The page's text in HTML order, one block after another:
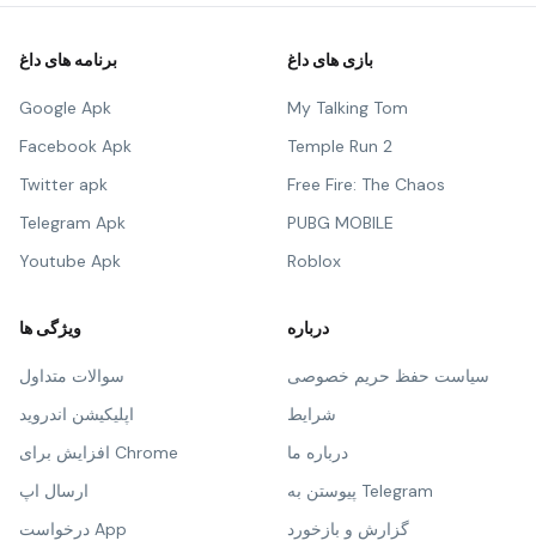
برنامه های داغ
Google Apk
Facebook Apk
Twitter apk
Telegram Apk
Youtube Apk
بازی های داغ
My Talking Tom
Temple Run 2
Free Fire: The Chaos
PUBG MOBILE
Roblox
ویژگی ها
سوالات متداول
اپلیکیشن اندروید
افزایش برای Chrome
ارسال اپ
درخواست App
درباره
سیاست حفظ حریم خصوصی
شرایط
درباره ما
پیوستن به Telegram
گزارش و بازخورد